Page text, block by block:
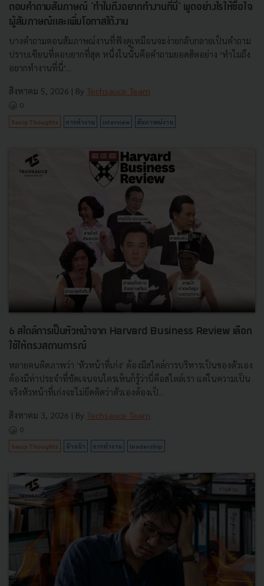
ตอบคำถามสัมภาษณ์ 'ทำไมถึงอยากทำงานที่นี่' พูดอย่างไรให้ซื้อใจ
ผู้สัมภาษณ์และเพิ่มโอกาสได้งาน
บางคำถามตอนสัมภาษณ์งานที่ฟังดูเหมือนจะง่ายกลับกลายเป็นคำถาม
ปราบเซียนที่ตอบยากที่สุด หนึ่งในนั้นคือคำถามยอดฮิตอย่าง ‘ทำไมถึง
อยากทำงานที่นี่’...
สิงหาคม 5, 2026 | By Techsauce Team
0
Saucy Thoughts การทำงาน interview สัมภาษณ์งาน
6 สไตล์การเป็นหัวหน้าจาก Harvard Business Review เลือก
ใช้ให้ตรงสถานการณ์
หลายคนติดภาพว่า 'หัวหน้าที่เก่ง' ต้องมีสไตล์การบริหารเป็นของตัวเอง
ต้องมีท่าประจำที่ชัดเจนจนใครเห็นก็รู้ว่านี่คือสไตล์เรา แต่ในความเป็น
จริงหัวหน้าที่เก่งจะไม่ยึดติดว่าตัวเองต้องเป็...
สิงหาคม 3, 2026 | By Techsauce Team
0
Saucy Thoughts หัวหน้า การทำงาน leadership